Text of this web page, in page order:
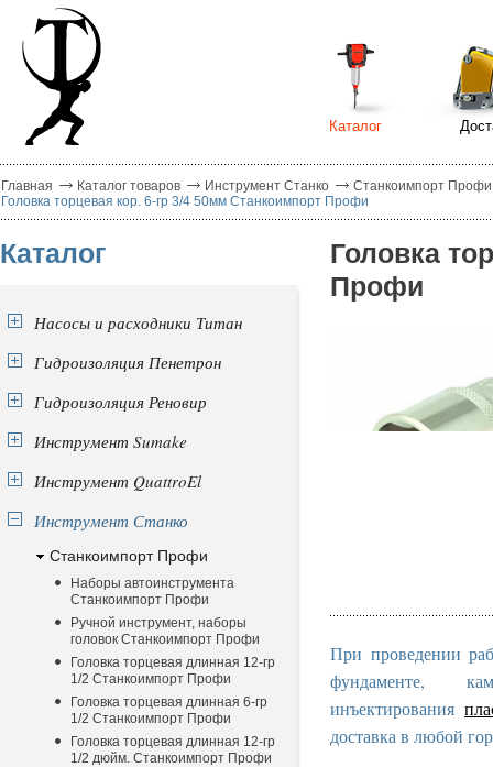
Каталог
Главная Каталог товаров Инструмент Станко
Станкоимпорт Профи
Головка торцевая кор. 6-гр 3/4 50мм Станкоимпорт Профи
Каталог
Насосы и расходники Титан
Гидроизоляция Пенетрон
Гидроизоляция Реновир
Инструмент Sumake
Инструмент QuattroEl
Инструмент Станко
Станкоимпорт Профи
Наборы автоинструмента
Станкоимпорт Профи
Ручной инструмент, наборы
головок Станкоимпорт Профи
Головка торцевая длинная 12-гр
1/2 Станкоимпорт Профи
Головка торцевая длинная 6-гр
1/2 Станкоимпорт Профи
Головка торцевая длинная 12-гр
1/2 дюйм. Станкоимпорт Профи
Головка
Профи
При проведении
фундаменте,
инъектирования
доставка в любой